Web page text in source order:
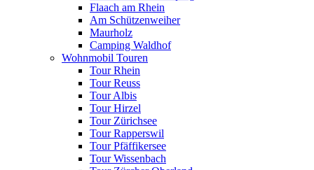
Flaach am Rhein
Am Schützenweiher
Maurholz
Camping Waldhof
Wohnmobil Touren
Tour Rhein
Tour Reuss
Tour Albis
Tour Hirzel
Tour Zürichsee
Tour Rapperswil
Tour Pfäffikersee
Tour Wissenbach